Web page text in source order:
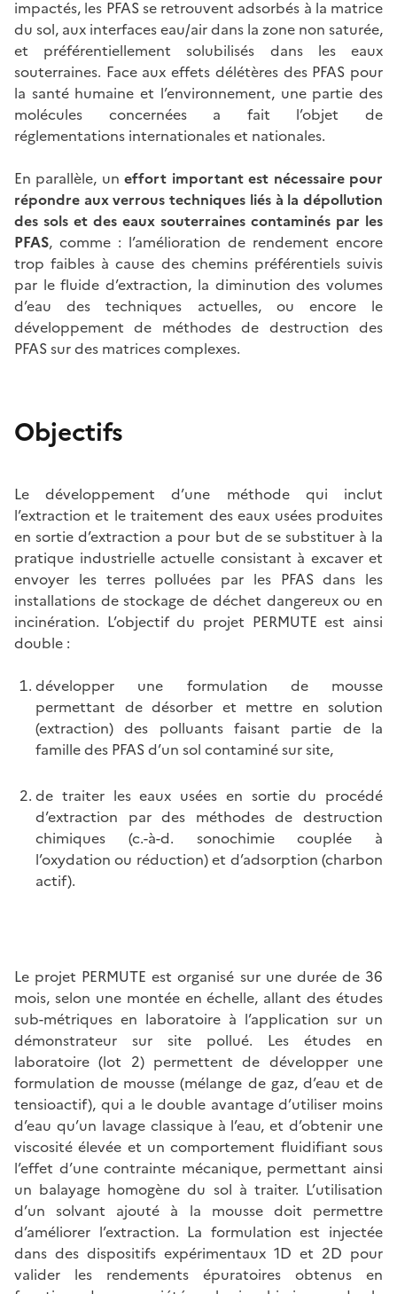
impactés, les PFAS se retrouvent adsorbés à la matrice
du sol, aux interfaces eau/air dans la zone non saturée,
et préférentiellement solubilisés dans les eaux
souterraines. Face aux effets délétères des PFAS pour
la santé humaine et l’environnement, une partie des
molécules concernées a fait l’objet de
réglementations internationales et nationales.
En parallèle, un effort important est nécessaire pour
répondre aux verrous techniques liés à la dépollution
des sols et des eaux souterraines contaminés par les
PFAS, comme : l’amélioration de rendement encore
trop faibles à cause des chemins préférentiels suivis
par le fluide d’extraction, la diminution des volumes
d’eau des techniques actuelles, ou encore le
développement de méthodes de destruction des
PFAS sur des matrices complexes.
Objectifs
Le développement d’une méthode qui inclut
l’extraction et le traitement des eaux usées produites
en sortie d’extraction a pour but de se substituer à la
pratique industrielle actuelle consistant à excaver et
envoyer les terres polluées par les PFAS dans les
installations de stockage de déchet dangereux ou en
incinération. L’objectif du projet PERMUTE est ainsi
double :
développer une formulation de mousse
permettant de désorber et mettre en solution
(extraction) des polluants faisant partie de la
famille des PFAS d’un sol contaminé sur site,
de traiter les eaux usées en sortie du procédé
d’extraction par des méthodes de destruction
chimiques (c.-à-d. sonochimie couplée à
l’oxydation ou réduction) et d’adsorption (charbon
actif).
Le projet PERMUTE est organisé sur une durée de 36
mois, selon une montée en échelle, allant des études
sub-métriques en laboratoire à l’application sur un
démonstrateur sur site pollué. Les études en
laboratoire (lot 2) permettent de développer une
formulation de mousse (mélange de gaz, d’eau et de
tensioactif), qui a le double avantage d’utiliser moins
d’eau qu’un lavage classique à l’eau, et d’obtenir une
viscosité élevée et un comportement fluidifiant sous
l’effet d’une contrainte mécanique, permettant ainsi
un balayage homogène du sol à traiter. L’utilisation
d’un solvant ajouté à la mousse doit permettre
d’améliorer l’extraction. La formulation est injectée
dans des dispositifs expérimentaux 1D et 2D pour
valider les rendements épuratoires obtenus en